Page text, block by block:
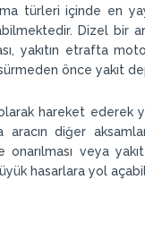
türleri içinde en
Dizel bir
yakıtın etrafta
önce yakıt
hareket ederek
aracın diğer
veya
hasarlara yol